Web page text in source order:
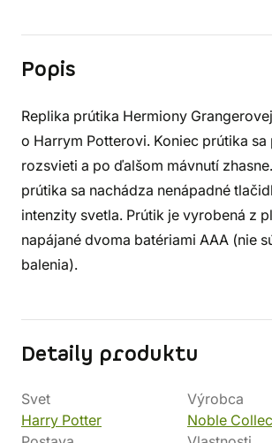
Popis
Replika prútika Hermiony
o Harrym Potterovi. Koniec prútika sa
rozsvieti a po ďalšom mávnutí
prútika sa nachádza nenápadné
intenzity svetla. Prútik je vyrobená z
napájané dvoma batériami AAA (nie
balenia).
Detaily produktu
Svet
Harry Potter
Výrobca
Noble